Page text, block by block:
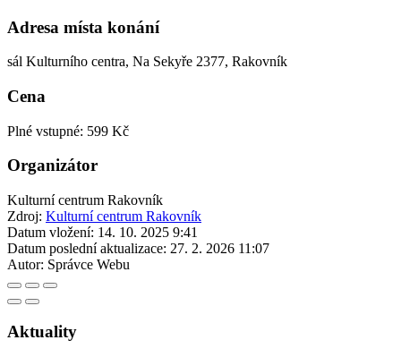
Adresa místa konání
sál Kulturního centra, Na Sekyře 2377, Rakovník
Cena
Plné vstupné: 599 Kč
Organizátor
Kulturní centrum Rakovník
Zdroj: Kulturní centrum Rakovník
Datum vložení: 14. 10. 2025 9:41
Datum poslední aktualizace: 27. 2. 2026 11:07
Autor: Správce Webu
Aktuality